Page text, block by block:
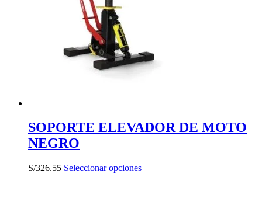
SOPORTE ELEVADOR DE MOTO
NEGRO
S/326.55 Seleccionar opcionesEste